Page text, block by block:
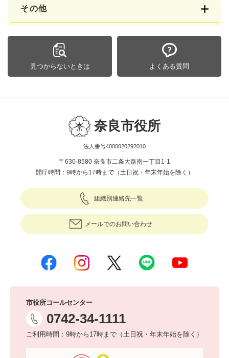
その他
見つからないときは よくある質問
奈良市役所
法人番号4000020292010
〒630-8580 奈良市二条大路南一丁目1-1
開庁時間：9時から17時まで（土日祝・年末年始を除く）
組織別連絡先一覧
メールでのお問い合わせ
市役所コールセンター
0742-34-1111
ご利用時間：9時から17時まで（土日祝・年末年始を除く）